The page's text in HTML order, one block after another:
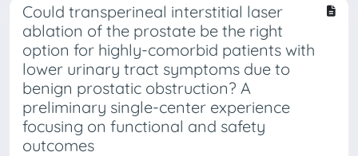
Could transperineal interstitial laser
ablation of the prostate be the right
option for highly-comorbid patients with
lower urinary tract symptoms due to
benign prostatic obstruction? A
preliminary single-center experience
focusing on functional and safety
outcomes